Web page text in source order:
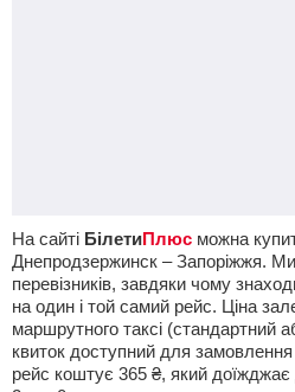
На сайті БілетиПлюс можна
Днепродзержинск – Запоріжжя. Ми
перевізників, завдяки чому
на один і той самий рейс. Ціна
маршрутного таксі
квиток доступний для замовлення
рейс коштує 365 ₴, який доїжджає